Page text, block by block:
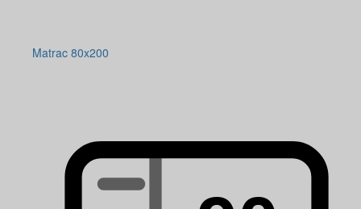
Matrac 80x200